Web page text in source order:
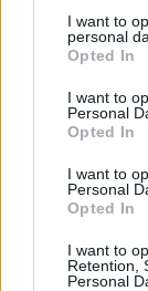
I want to
personal
Opted In
I want to
Personal
Opted In
I want to
Personal
Opted In
I want to
Retention,
Personal
navighiamo in
Engineer Team
specialmente in
ransomware che il
aziende devono